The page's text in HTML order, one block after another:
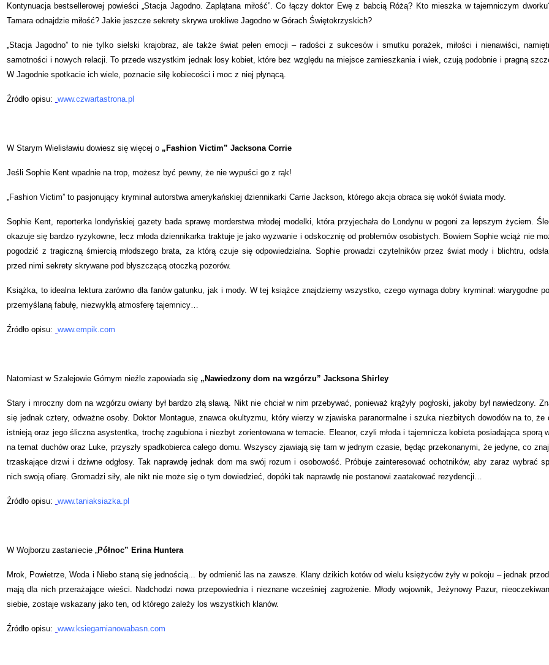
Kontynuacja bestsellerowej powieści „Stacja Jagodno. Zaplątana miłość”. Co łączy doktor Ewę z babcią Różą? Kto mieszka w tajemniczym
Tamara odnajdzie miłość? Jakie jeszcze sekrety skrywa urokliwe Jagodno w Górach Świętokrzyskich?
„Stacja Jagodno” to nie tylko sielski krajobraz, ale także świat pełen emocji – radości z sukcesów i smutku porażek, miłości i nienawiści,
samotności i nowych relacji. To przede wszystkim jednak losy kobiet, które bez względu na miejsce zamieszkania i wiek, czują podobnie i pragną
W Jagodnie spotkacie ich wiele, poznacie siłę kobiecości i moc z niej płynącą.
Źródło opisu: www.czwartastrona.pl
W Starym Wielisławiu dowiesz się więcej o „Fashion Victim” Jacksona Corrie
Jeśli Sophie Kent wpadnie na trop, możesz być pewny, że nie wypuści go z rąk!
„Fashion Victim” to pasjonujący kryminał autorstwa amerykańskiej dziennikarki Carrie Jackson, którego akcja obraca się wokół świata mody.
Sophie Kent, reporterka londyńskiej gazety bada sprawę morderstwa młodej modelki, która przyjechała do Londynu w pogoni za lepszym życiem.
okazuje się bardzo ryzykowne, lecz młoda dziennikarka traktuje je jako wyzwanie i odskocznię od problemów osobistych. Bowiem Sophie wciąż nie
pogodzić z tragiczną śmiercią młodszego brata, za którą czuje się odpowiedzialna. Sophie prowadzi czytelników przez świat mody i blichtru,
przed nimi sekrety skrywane pod błyszczącą otoczką pozorów.
Książka, to idealna lektura zarówno dla fanów gatunku, jak i mody. W tej książce znajdziemy wszystko, czego wymaga dobry kryminał: wiarygodne
przemyślaną fabułę, niezwykłą atmosferę tajemnicy…
Źródło opisu: www.empik.com
Natomiast w Szalejowie Górnym nieźle zapowiada się „Nawiedzony dom na wzgórzu” Jacksona Shirley
Stary i mroczny dom na wzgórzu owiany był bardzo złą sławą. Nikt nie chciał w nim przebywać, ponieważ krążyły pogłoski, jakoby był nawiedzony.
się jednak cztery, odważne osoby. Doktor Montague, znawca okultyzmu, który wierzy w zjawiska paranormalne i szuka niezbitych dowodów na to, że
istnieją oraz jego śliczna asystentka, trochę zagubiona i niezbyt zorientowana w temacie. Eleanor, czyli młoda i tajemnicza kobieta posiadająca sporą
na temat duchów oraz Luke, przyszły spadkobierca całego domu. Wszyscy zjawiają się tam w jednym czasie, będąc przekonanymi, że jedyne, co
trzaskające drzwi i dziwne odgłosy. Tak naprawdę jednak dom ma swój rozum i osobowość. Próbuje zainteresować ochotników, aby zaraz wybrać
nich swoją ofiarę. Gromadzi siły, ale nikt nie może się o tym dowiedzieć, dopóki tak naprawdę nie postanowi zaatakować rezydencji…
Źródło opisu: www.taniaksiazka.pl
W Wojborzu zastaniecie „ Północ” Erina Huntera
Mrok, Powietrze, Woda i Niebo staną się jednością... by odmienić las na zawsze. Klany dzikich kotów od wielu księżyców żyły w pokoju – jednak
mają dla nich przerażające wieści. Nadchodzi nowa przepowiednia i nieznane wcześniej zagrożenie. Młody wojownik, Jeżynowy Pazur,
siebie, zostaje wskazany jako ten, od którego zależy los wszystkich klanów.
Źródło opisu: www.ksiegarnianowabasn.com